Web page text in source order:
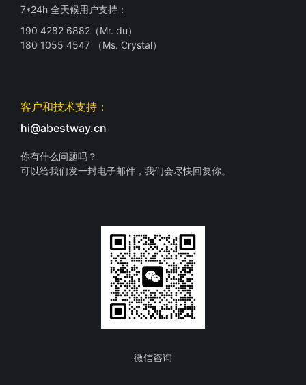
7*24h 全天候用户支持：
190 4282 6882（Mr. du）
180 1055 4547 （Ms. Crystal）
客户和技术支持：
hi@abestway.cn
你有什么问题吗？
可以给我们发一封电子邮件，我们会尽快回复你。
微信咨询